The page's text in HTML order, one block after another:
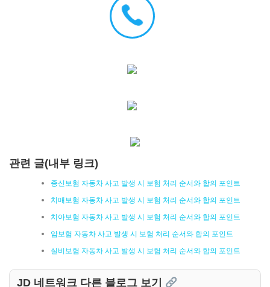
관련 글(내부 링크)
종신보험 자동차 사고 발생 시 보험 처리 순서와 합의 포인트
치매보험 자동차 사고 발생 시 보험 처리 순서와 합의 포인트
치아보험 자동차 사고 발생 시 보험 처리 순서와 합의 포인트
암보험 자동차 사고 발생 시 보험 처리 순서와 합의 포인트
실비보험 자동차 사고 발생 시 보험 처리 순서와 합의 포인트
JD 네트워크 다른 블로그 보기